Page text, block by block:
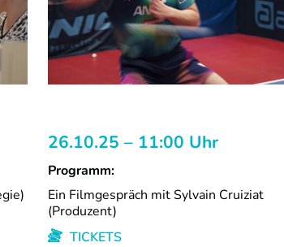
26.10.25 – 11:00 Uhr
Programm:
Ein Filmgespräch mit Sylvain Cruiziat
(Produzent)
TICKETS